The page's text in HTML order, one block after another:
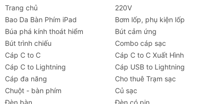
Trang chủ
220V
Bao Da Bàn Phím iPad
Bơm lốp, phụ kiện lốp
Búa phá kính thoát hiểm
Bút cảm ứng
Bút trình chiếu
Combo cáp sạc
Cáp C to C
Cáp C to C Xuất Hình
Cáp C to Lightning
Cáp USB to Lightning
Cáp đa năng
Cho thuê Trạm sạc
Chuột - bàn phím
Củ sạc
Đèn bàn
Đèn có pin